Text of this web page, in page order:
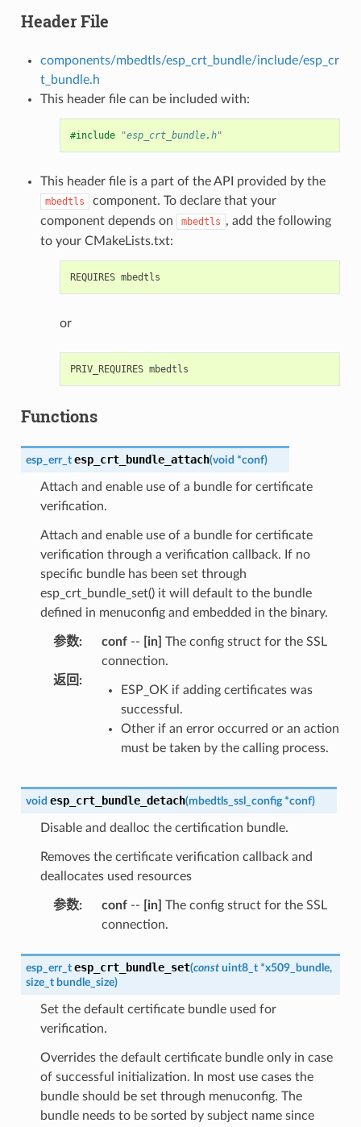
Header File
components/mbedtls/esp_crt_bundle/include/esp_cr
t_bundle.h
This header file can be included with:
#include "esp_crt_bundle.h"
This header file is a part of the API provided by the
mbedtls
component. To declare that your
component depends on
mbedtls , add the following
to your CMakeLists.txt:
or
Functions
esp_err_t esp_crt_bundle_attach(void *conf)
Attach and enable use of a bundle for certificate
verification.
Attach and enable use of a bundle for certificate
verification through a verification callback. If no
specific bundle has been set through
esp_crt_bundle_set() it will default to the bundle
defined in menuconfig and embedded in the binary.
参数: conf-- [in] The config struct for the SSL
connection.
返回 :
ESP_OK if adding certificates was
successful.
Other if an error occurred or an action
must be taken by the calling process.
void esp_crt_bundle_detach(mbedtls_ssl_config *conf)
Disable and dealloc the certification bundle.
Removes the certificate verification callback and
deallocates used resources
参数: conf-- [in] The config struct for the SSL
connection.
esp_err_t esp_crt_bundle_set(const uint8_t *x509_bundle,
size_t bundle_size)
Set the default certificate bundle used for
verification.
Overrides the default certificate bundle only in case
of successful initialization. In most use cases the
bundle should be set through menuconfig. The
bundle needs to be sorted by subject name since